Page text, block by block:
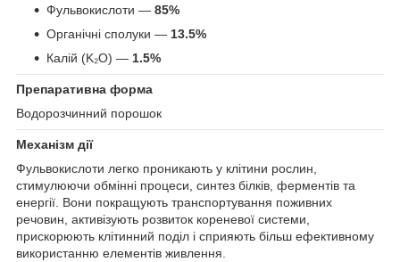
Фульвокислоти — 85%
Органічні сполуки — 13.5%
Калій (K₂O) — 1.5%
Препаративна форма
Водорозчинний порошок
Механізм дії
Фульвокислоти легко проникають у клітини рослин,
стимулюючи обмінні процеси, синтез білків, ферментів та
енергії. Вони покращують транспортування поживних
речовин, активізують розвиток кореневої системи,
прискорюють клітинний поділ і сприяють більш ефективному
використанню елементів живлення.